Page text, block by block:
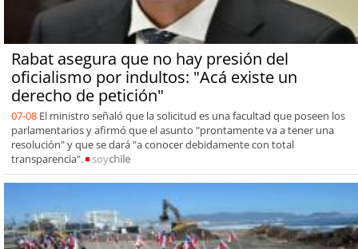
Rabat asegura que no hay presión del
oficialismo por indultos: "Acá existe un
derecho de petición"
07-08 El ministro señaló que la solicitud es una facultad que poseen los
parlamentarios y afirmó que el asunto "prontamente va a tener una
resolución" y que se dará "a conocer debidamente con total
transparencia".
soychile